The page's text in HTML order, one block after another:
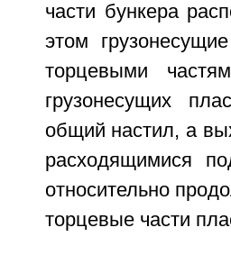
части бункера
этом
торцевыми
грузонесущих
общий настил, а
расходящимися
относительно
торцевые части